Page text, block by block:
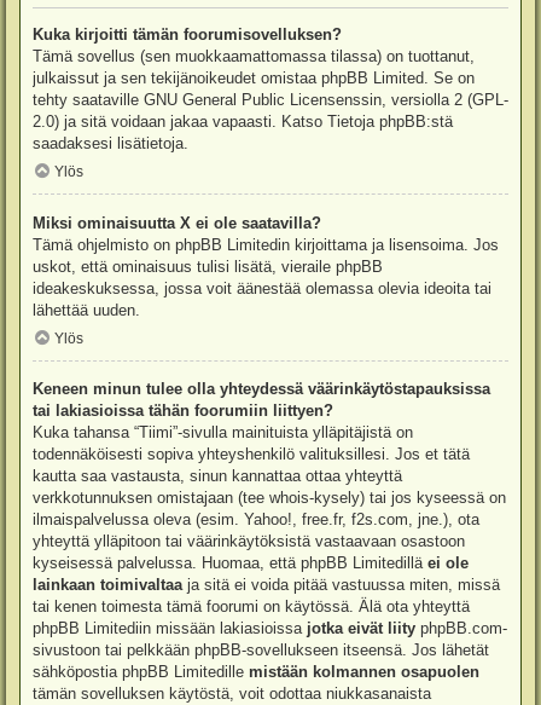
Kuka kirjoitti tämän foorumisovelluksen?
Tämä sovellus (sen muokkaamattomassa tilassa) on tuottanut,
julkaissut ja sen tekijänoikeudet omistaa phpBB Limited . Se on
tehty saataville GNU General Public Licensenssin, versiolla 2 (GPL-
2.0) ja sitä voidaan jakaa vapaasti. Katso Tietoja phpBB:stä
saadaksesi lisätietoja.
Ylös
Miksi ominaisuutta X ei ole saatavilla?
Tämä ohjelmisto on phpBB Limitedin kirjoittama ja lisensoima. Jos
uskot, että ominaisuus tulisi lisätä, vieraile phpBB
ideakeskuksessa , jossa voit äänestää olemassa olevia ideoita tai
lähettää uuden.
Ylös
Keneen minun tulee olla yhteydessä väärinkäytöstapauksissa
tai lakiasioissa tähän foorumiin liittyen?
Kuka tahansa “Tiimi”-sivulla mainituista ylläpitäjistä on
todennäköisesti sopiva yhteyshenkilö valituksillesi. Jos et tätä
kautta saa vastausta, sinun kannattaa ottaa yhteyttä
verkkotunnuksen omistajaan (tee whois-kysely) tai jos kyseessä on
ilmaispalvelussa oleva (esim. Yahoo!, free.fr, f2s.com, jne.), ota
yhteyttä ylläpitoon tai väärinkäytöksistä vastaavaan osastoon
kyseisessä palvelussa. Huomaa, että phpBB Limitedillä ei ole
lainkaan toimivaltaaja sitä ei voida pitää vastuussa miten, missä
tai kenen toimesta tämä foorumi on käytössä. Älä ota yhteyttä
phpBB Limitediin missään lakiasioissa jotka eivät liity phpBB.com-
sivustoon tai pelkkään phpBB-sovellukseen itseensä. Jos lähetät
sähköpostia phpBB Limitedille mistään kolmannen osapuolen
tämän sovelluksen käytöstä, voit odottaa niukkasanaista